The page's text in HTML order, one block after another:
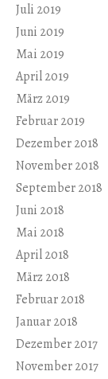
Juli 2019
Juni 2019
Mai 2019
April 2019
März 2019
Februar 2019
Dezember 2018
November 2018
September 2018
Juni 2018
Mai 2018
April 2018
März 2018
Februar 2018
Januar 2018
Dezember 2017
November 2017